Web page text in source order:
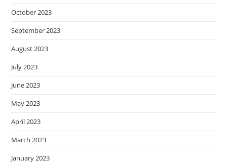
October 2023
September 2023
August 2023
July 2023
June 2023
May 2023
April 2023
March 2023
January 2023